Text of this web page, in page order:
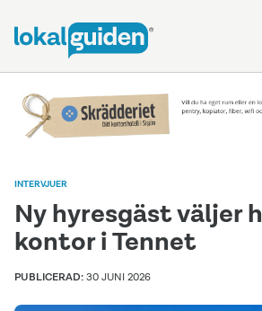
INTERVJUER
Ny hyresgäst väljer
kontor i Tennet
PUBLICERAD:30 JUNI 2026